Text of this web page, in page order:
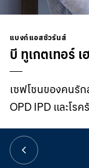
นักลงทุนสัมพันธ์
เกี่ยวกับธนาคารกรุงเท
日本語
แบงก์แอสชัวรันส์
บี ทูเกตเทอร์ เ
เซฟโชนของคนรั
OPD IPD และโรค